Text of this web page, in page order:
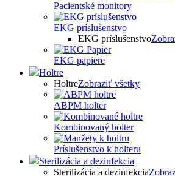
Pacientské monitory
EKG príslušenstvo
EKG príslušenstvo
EKG papiere
Holtre
HoltreZobraziť všetky
ABPM holter
Kombinovaný holter
Príslušenstvo k holteru
Sterilizácia a dezinfekcia
Sterilizácia a dezinfekcia